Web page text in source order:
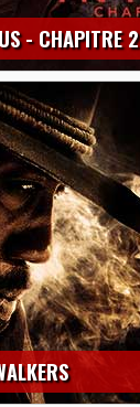
- CHAPITRE 2